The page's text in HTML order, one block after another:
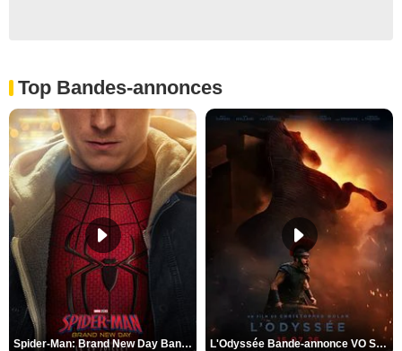
Top Bandes-annonces
Spider-Man: Brand New Day Bande-annonce VO STFR L'Odyssée Bande-annonce VO STFR